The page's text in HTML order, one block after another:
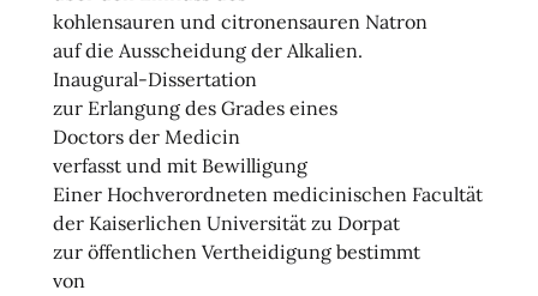
kohlensauren und citronensauren Natron
auf die Ausscheidung der Alkalien.
Inaugural-Dissertation
zur Erlangung des Grades eines
Doctors der Medicin
verfasst und mit Bewilligung
Einer Hochverordneten medicinischen Facultät
der Kaiserlichen Universität zu Dorpat
zur öffentlichen Vertheidigung bestimmt
von